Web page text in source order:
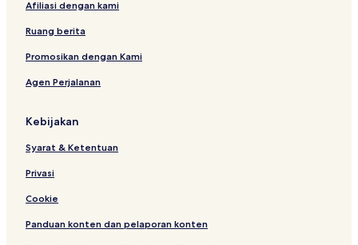
n
H
o
t
l
e
B
a
t
n
g
Afiliasi dengan kami
Ruang berita
Promosikan dengan Kami
Agen Perjalanan
Kebijakan
Syarat & Ketentuan
Privasi
Cookie
Panduan konten dan pelaporan konten